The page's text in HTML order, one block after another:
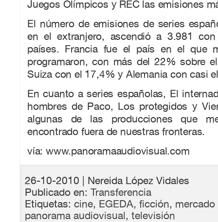
Juegos Olímpicos y REC las emisiones
El número de emisiones de series
en el extranjero, ascendió a 3.981
países. Francia fue el país en el que
programaron, con más del 22% sobre
Suiza con el 17,4% y Alemania con casi
En cuanto a series españolas, El
hombres de Paco, Los protegidos y
algunas de las producciones que
encontrado fuera de nuestras fronteras.
vía: www.panoramaaudiovisual.com
26-10-2010 | Nereida López Vidales
Publicado en: Transferencia
Etiquetas: cine, EGEDA, ficción,
panorama audiovisual, televisión